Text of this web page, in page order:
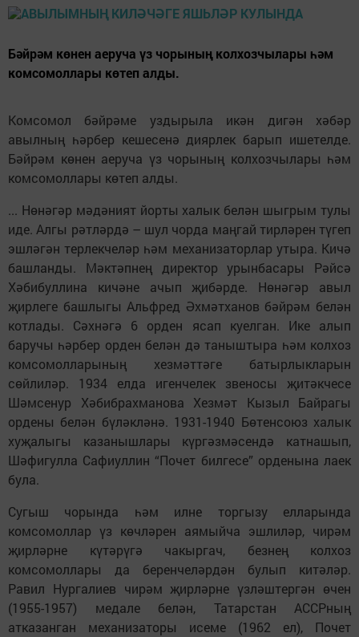
Бәйрәм көнен аеруча үз чорының колхозчылары һәм
комсомоллары көтеп алды.
Комсомол бәйрәме уздырыла икән дигән хәбәр
авылның һәрбер кешесенә диярлек барып ишетелде.
Бәйрәм көнен аеруча үз чорының колхозчылары һәм
комсомоллары көтеп алды.
... Нөнәгәр мәдәният йорты халык белән шыгрым тулы
иде. Алгы рәтләрдә – шул чорда маңгай тирләрен түгеп
эшләгән терлекчеләр һәм механизаторлар утыра. Кичә
башланды. Мәктәпнең директор урынбасары Рәйсә
Хәбибуллина кичәне ачып җибәрде. Нөнәгәр авыл
җирлеге башлыгы Альфред Әхмәтханов бәйрәм белән
котлады. Сәхнәгә 6 орден ясап куелган. Ике алып
баручы һәрбер орден белән дә таныштыра һәм колхоз
комсомолларының хезмәттәге батырлыкларын
сөйлиләр. 1934 елда игенчелек звеносы җитәкчесе
Шәмсенур Хәбибрахманова Хезмәт Кызыл Байрагы
ордены белән бүләкләнә. 1931-1940 Бөтенсоюз халык
хуҗалыгы казанышлары күргәзмәсендә катнашып,
Шәфигулла Сафиуллин “Почет билгесе” орденына лаек
була.
Сугыш чорында һәм илне торгызу елларында
комсомоллар үз көчләрен аямыйча эшлиләр, чирәм
җирләрне күтәрүгә чакыргач, безнең колхоз
комсомоллары да беренчеләрдән булып китәләр.
Равил Нургалиев чирәм җирләрне үзләштергән өчен
(1955-1957) медале белән, Татарстан АССРның
атказанган механизаторы исеме (1962 ел), Почет